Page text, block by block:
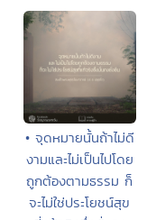
• จุดหมายนั้นถ้าไม่ดี
งามและไม่เป็นไปโดย
ถูกต้องตามธรรม ก็
จะไม่ใช่ประโยชน์สุข